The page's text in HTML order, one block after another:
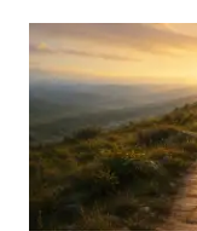
Christ even says
benefit of the
will come. The Holy
or a feeling, but a
guide us, teach us,
in unity and